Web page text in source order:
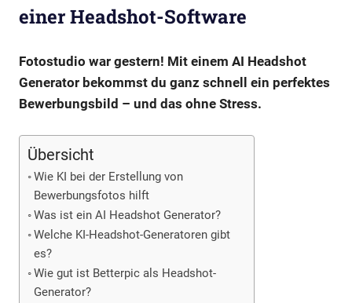
einer Headshot-Software
Fotostudio war gestern! Mit einem AI Headshot
Generator bekommst du ganz schnell ein perfektes
Bewerbungsbild – und das ohne Stress.
Übersicht
Wie KI bei der Erstellung von
Bewerbungsfotos hilft
Was ist ein AI Headshot Generator?
Welche KI-Headshot-Generatoren gibt
es?
Wie gut ist Betterpic als Headshot-
Generator?